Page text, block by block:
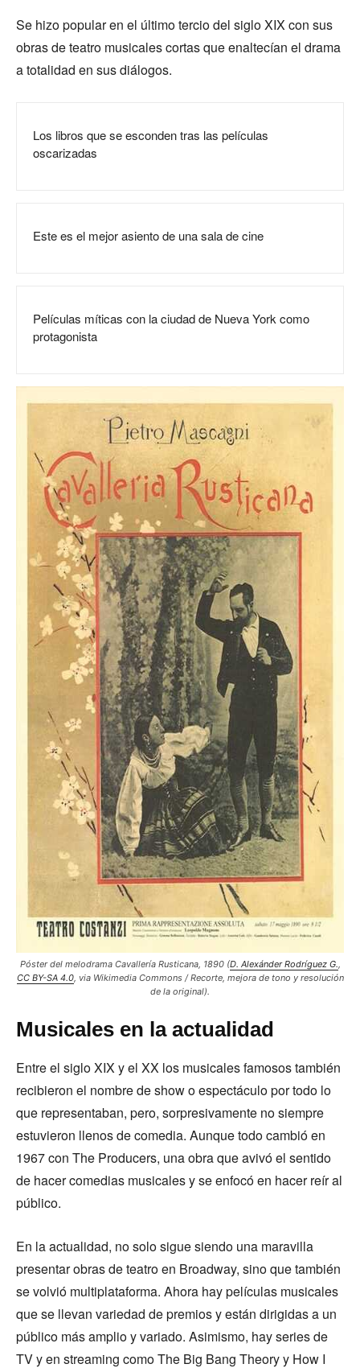
Se hizo popular en el último tercio del siglo XIX con sus
obras de teatro musicales cortas que enaltecían el drama
a totalidad en sus diálogos.
Los libros que se esconden tras las películas
oscarizadas
Este es el mejor asiento de una sala de cine
Películas míticas con la ciudad de Nueva York como
protagonista
Póster del melodrama Cavallería Rusticana, 1890 (D. Alexánder Rodríguez G.,
CC BY-SA 4.0, via Wikimedia Commons / Recorte, mejora de tono y resolución
de la original).
Musicales en la actualidad
Entre el siglo XIX y el XX los musicales famosos también
recibieron el nombre de show o espectáculo por todo lo
que representaban, pero, sorpresivamente no siempre
estuvieron llenos de comedia. Aunque todo cambió en
1967 con The Producers, una obra que avivó el sentido
de hacer comedias musicales y se enfocó en hacer reír al
público.
En la actualidad, no solo sigue siendo una maravilla
presentar obras de teatro en Broadway, sino que también
se volvió multiplataforma. Ahora hay películas musicales
que se llevan variedad de premios y están dirigidas a un
público más amplio y variado. Asimismo, hay series de
TV y en streaming como The Big Bang Theory y How I